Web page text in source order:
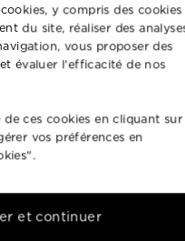
intégrer la pyrotechnie
complète : sonorisation,
photo/vidéo, drone,
plus cohérent, plus
y compris des
du site, réaliser des
vous proposer des
évaluer l'efficacité de nos
ces cookies en cliquant sur
vos préférences en
et continuer